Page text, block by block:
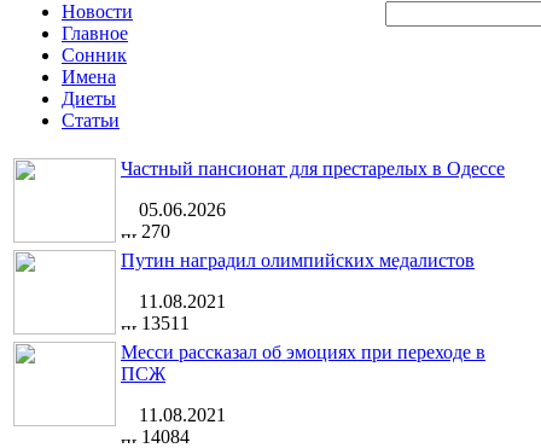
Новости
Главное
Сонник
Имена
Диеты
Статьи
Частный пансионат для престарелых в Одессе
05.06.2026
270
Путин наградил олимпийских медалистов
11.08.2021
13511
Месси рассказал об эмоциях при переходе в
ПСЖ
11.08.2021
14084